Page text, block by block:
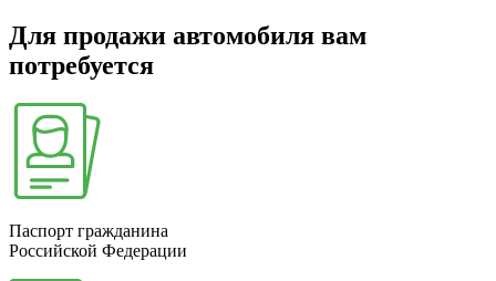
Для продажи автомобиля вам
потребуется
Паспорт гражданина
Российской Федерации